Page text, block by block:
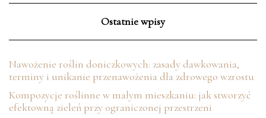
Ostatnie wpisy
Nawożenie roślin doniczkowych: zasady dawkowania,
terminy i unikanie przenawożenia dla zdrowego wzrostu
Kompozycje roślinne w małym mieszkaniu: jak stworzyć
efektowną zieleń przy ograniczonej przestrzeni